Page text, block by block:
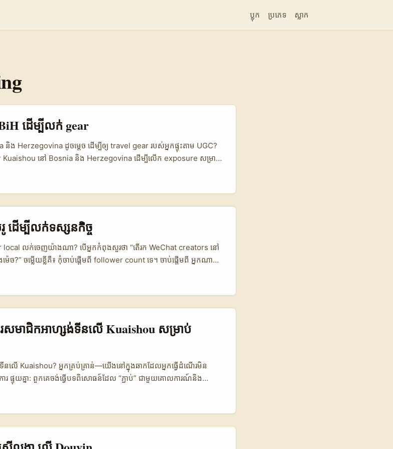
ប្លុក ប្រភេទ ស្លាក
BiH ដើម្បីលក់ gear
ង Herzegovina ដូចម្តេច ដើម្បីឲ្យ travel gear របស់អ្នកផ្ទុះតាម UGC?
Kuaishou នៅ Bosnia និង Herzegovina ដើម្បីលើក exposure សម្រាប់
កុំចូលទៅតាមស្ទាយ random ទៀតហើយ។ ឆ្នាំ 2026 នេះ ម៉ាកជាច្រើនកំពុង
content បង្ហាញថា Creator Flow កំពុងឡើងកម្តៅ ព្រោះវាធ្វើឲ្យ
ចាប់ពី brief, creator matching, ទៅ delivery និង payment។ ហើយ
ភាគច្រើនអាចបញ្ជូន content ក្នុងរយៈពេល 72 ម៉ោងក្រោយទទួលបាន
នេះស៊ីគ្នាណាស់ ព្រោះ gear review មិនចាំបាច់រង់ចាំ production វែងៗ
...
ដើម្បីលក់ទស្សនកិច្ច
local លក់ចេញយ៉ាងណា? បើអ្នកកំពុងសួរ​ថា “តើរក WeChat creators នៅ
ច?” ចម្លើយខ្លីគឺ៖ កុំចាប់ផ្តើមពី follower count ទេ។ ចាប់ផ្តើមពី អ្នកណា
រណ៍ ការជឿទុកចិត្តសំខាន់ជាង hype ដាច់ខាត។ សរុបមក តាម online
Waikato Times (2026-03-31) បង្ហាញថា Hamilton & Waikato
target markets ហើយក្នុង ៦ ខែបាន reach 32.6 លាននាក់ លើស
travel content ដើរល្អ ពេល content មើលទៅ ពិត និង មានស្ថានការណ៍
ប្ដូរសមាជិកអាហ្សង់ទីនលើ Kuaishou សម្រាប់
នលើ Kuaishou? អ្នកគ្រប់គ្រាន់—យើងនៅក្នុងឆាកដែលអ្នកធ្វើដំណើរមិន
រ ផ្ទុយគ្នា: ពួកគេចង់ធ្វើបទពិសោធន៍ដែល “ភ្ជាប់” ជាមួយគោលការណ៍និង
រកនៅកម្ពុជា នេះជារឿងល្អ: ម៉ាកទេសចរណ៍អាហ្សង់ទីន (hotels, local tours,
រើសបែបក្រិតដោយ AI ហើយចង់ទាក់ទាញអ្នកដើម្បីបង្កើត content ដែល
ពិត។ ការreach ត្រឹមត្រូវលើ Kuaishou — ប្លាតហ្វর্মវីដេអូចិនដែលមាន
source travel guides ដែលហ៊ុំពលពី inspiration ទៅ conversion
ពេលម៉ាកនៅអាហ្សង់ទីនមិនស្គាល់អ្នក? តើការផ្សព្វផ្សាយមានពេលវេលាអ្វីនិង